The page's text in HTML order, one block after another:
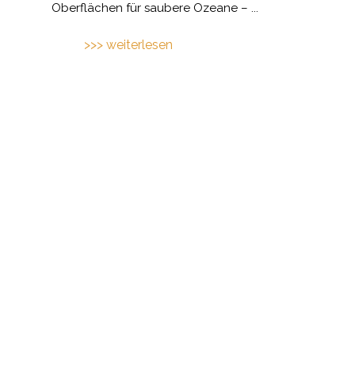
Oberflächen für saubere Ozeane – ...
>>> weiterlesen